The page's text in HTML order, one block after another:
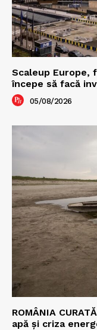
Scaleup Europe,
începe să facă
05/08/2026
ROMÂNIA
apă și criza